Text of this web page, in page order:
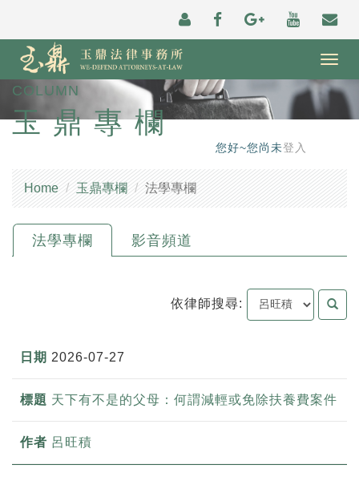
COLUMN
玉鼎專欄
您好~您尚未登入
Home 玉鼎專欄 法學專欄
法學專欄 影音頻道
依律師搜尋:
2026-07-27
天下有不是的父母：何謂減輕或免除扶養費案件
呂旺積